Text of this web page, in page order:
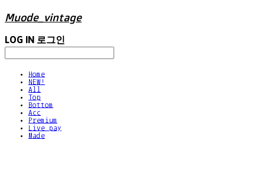
Muode_vintage
LOG IN 로그인
Home
NEW!
All
Top
Bottom
Acc
Premium
Live pay
Made